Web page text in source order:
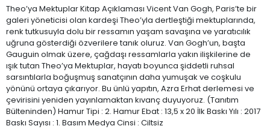
Theo’ya Mektuplar Kitap Açıklaması Vicent Van Gogh, Paris’te bir
galeri yöneticisi olan kardeşi Theo’yla dertleştiği mektuplarında,
renk tutkusuyla dolu bir ressamın yaşam savaşına ve yaratıcılık
uğruna gösterdiği özverilere tanık oluruz. Van Gogh’un, başta
Gauguin olmak üzere, çağdaşı ressamlarla yakın ilişkilerine de
ışık tutan Theo’ya Mektuplar, hayatı boyunca şiddetli ruhsal
sarsıntılarla boğuşmuş sanatçının daha yumuşak ve coşkulu
yönünü ortaya çıkarıyor. Bu ünlü yapıtın, Azra Erhat derlemesi ve
çevirisini yeniden yayınlamaktan kıvanç duyuyoruz. (Tanıtım
Bülteninden) Hamur Tipi : 2. Hamur Ebat : 13,5 x 20 İlk Baskı Yılı : 2017
Baskı Sayısı : 1. Basım Medya Cinsi : Ciltsiz